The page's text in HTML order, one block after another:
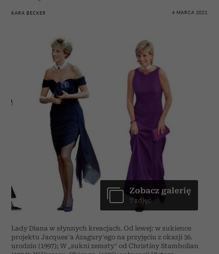
KARA BECKER 4 MARCA 2021
Lady Diana w słynnych kreacjach. Od lewej: w sukience
projektu Jacques’a Azagury’ego na przyjęciu z okazji 36.
urodzin (1997); W „sukni zemsty” od Christiny Stambolian
Zobacz galerię
7 zdjęć